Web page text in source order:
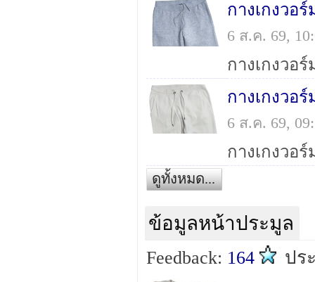
กางเกงวอ
6 ส.ค. 69,
6 ส.ค. 69,
ดูทั้งหมด...
ข้อมูลหน้าประมูล
Feedback: 164
ปร